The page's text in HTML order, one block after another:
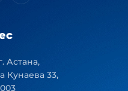
Астана,
Кунаева 33,